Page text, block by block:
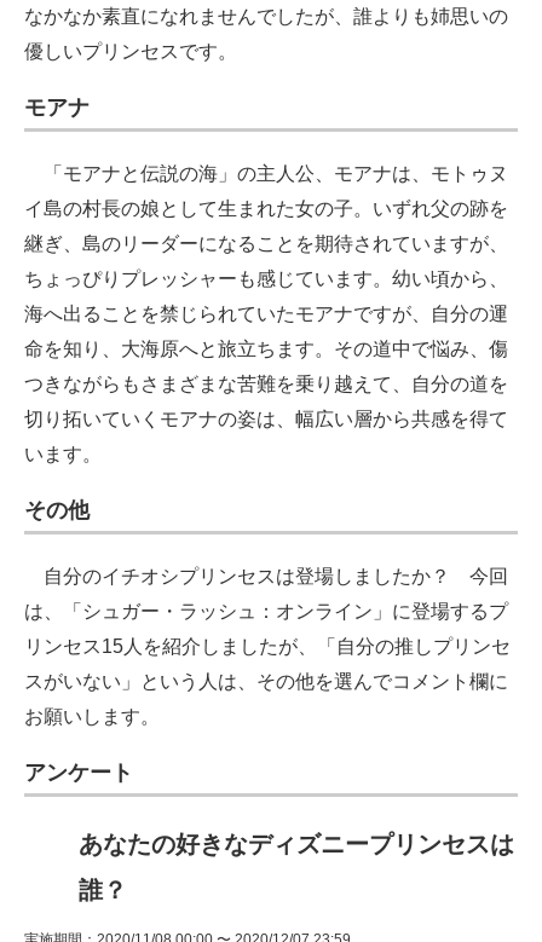
なかなか素直になれませんでしたが、誰よりも姉思いの
優しいプリンセスです。
モアナ
「モアナと伝説の海」の主人公、モアナは、モトゥヌ
イ島の村長の娘として生まれた女の子。いずれ父の跡を
継ぎ、島のリーダーになることを期待されていますが、
ちょっぴりプレッシャーも感じています。幼い頃から、
海へ出ることを禁じられていたモアナですが、自分の運
命を知り、大海原へと旅立ちます。その道中で悩み、傷
つきながらもさまざまな苦難を乗り越えて、自分の道を
切り拓いていくモアナの姿は、幅広い層から共感を得て
います。
その他
自分のイチオシプリンセスは登場しましたか？ 今回
は、「シュガー・ラッシュ：オンライン」に登場するプ
リンセス15人を紹介しましたが、「自分の推しプリンセ
スがいない」という人は、その他を選んでコメント欄に
お願いします。
アンケート
あなたの好きなディズニープリンセスは
誰？